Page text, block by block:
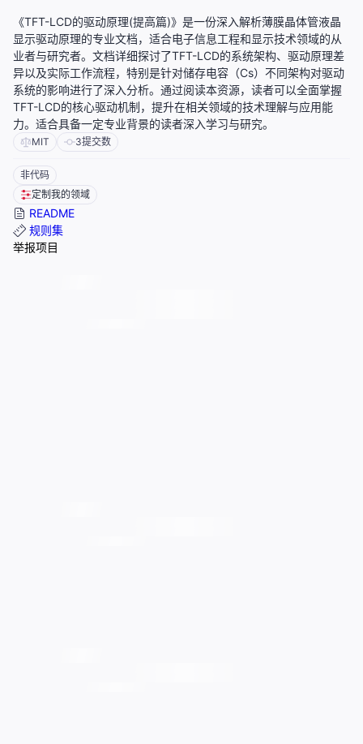
《TFT-LCD的驱动原理(提高篇)》是一份深入解析薄膜晶体管液晶
显示驱动原理的专业文档，适合电子信息工程和显示技术领域的从
业者与研究者。文档详细探讨了TFT-LCD的系统架构、驱动原理差
异以及实际工作流程，特别是针对储存电容（Cs）不同架构对驱动
系统的影响进行了深入分析。通过阅读本资源，读者可以全面掌握
TFT-LCD的核心驱动机制，提升在相关领域的技术理解与应用能
力。适合具备一定专业背景的读者深入学习与研究。
MIT 3提交数
非代码
定制我的领域
README
规则集
举报项目